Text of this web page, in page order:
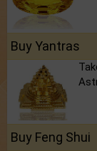
Buy Yantras
Buy Feng Shui